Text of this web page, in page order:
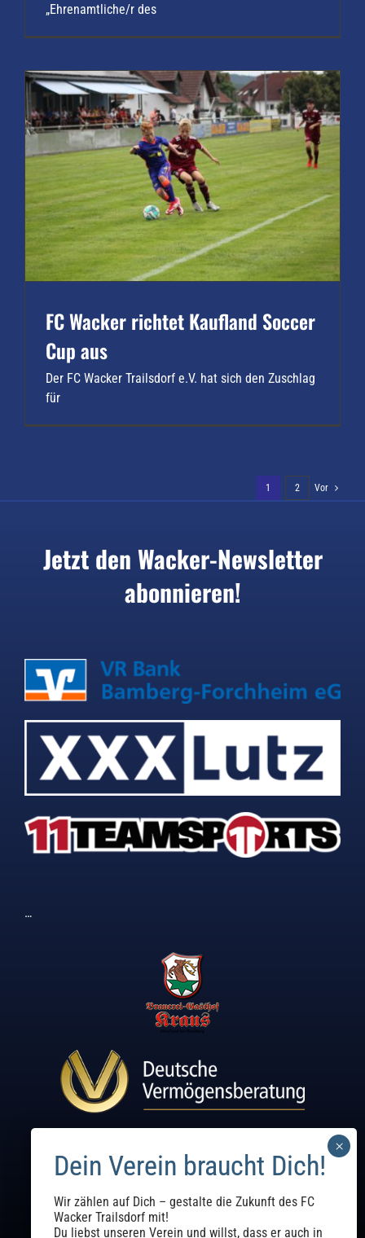
„Ehrenamtliche/r des
FC Wacker richtet Kaufland Soccer
Cup aus
Der FC Wacker Trailsdorf e.V. hat sich den Zuschlag
für
1 2 Vor
Jetzt den Wacker-Newsletter
abonnieren!
…
Wir zählen auf Dich – gestalte die Zukunft des FC
Wacker Trailsdorf mit!
Du liebst unseren Verein und willst, dass er auch in